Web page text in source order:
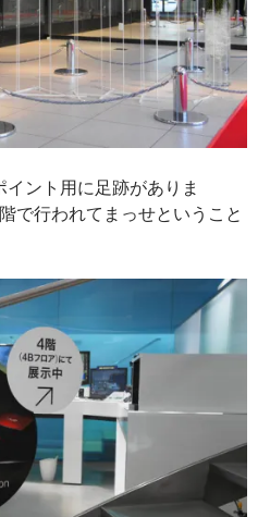
ント用に足跡がありま
で行われてまっせということ